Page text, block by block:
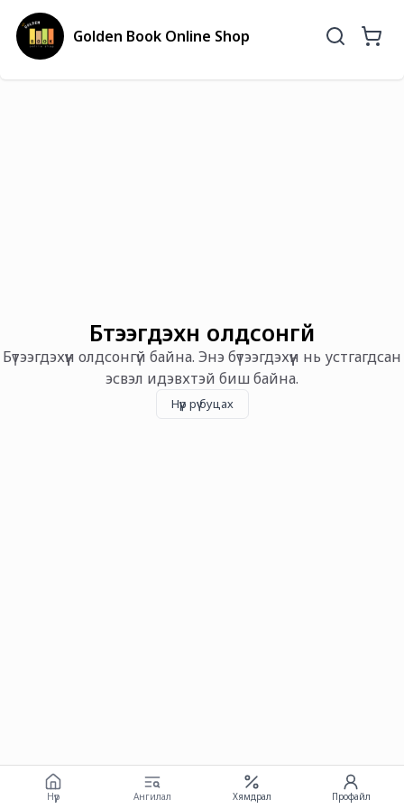
Golden Book Online Shop
Бүтээгдэхүүн олдсонгүй
Бүтээгдэхүүн олдсонгүй байна. Энэ бүтээгдэхүүн нь устгагдсан
эсвэл идэвхтэй биш байна.
Нүүр рүү буцах
Нүүр Ангилал Хямдрал Профайл